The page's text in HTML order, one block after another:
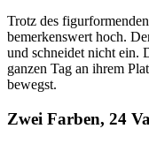
Trotz des
bemerkenswert hoch.
und schneidet nicht ein.
ganzen Tag an ihrem
bewegst.
Zwei Farben, 24